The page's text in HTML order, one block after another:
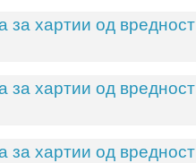
за хартии од вредност
за хартии од вредност
за хартии од вредност